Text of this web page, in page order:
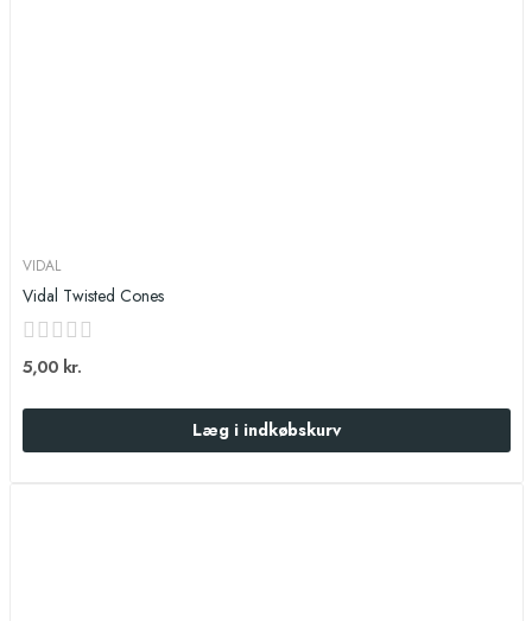
VIDAL
Vidal Twisted Cones
5,00 kr.
Læg i indkøbskurv